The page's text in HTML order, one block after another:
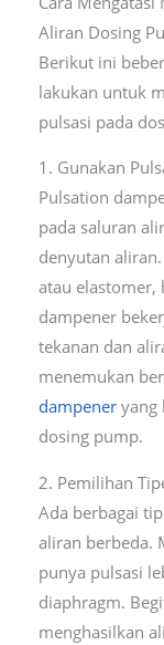
Aliran Dosing
Berikut ini
lakukan untuk
pulsasi pada
1. Gunakan
Pulsation
pada saluran
denyutan
atau
dampener
tekanan dan
menemukan
dampeneryang
dosing pump.
2. Pemilihan
Ada berbagai
aliran berbeda.
punya pulsasi
diaphragm.
menghasilkan